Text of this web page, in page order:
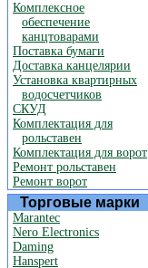
Комплексное
обеспечение
канцтоварами
Поставка бумаги
Доставка канцелярии
Установка квартирных
водосчетчиков
СКУД
Комплектация для
рольставен
Комплектация для ворот
Ремонт рольставен
Ремонт ворот
Торговые марки
Marantec
Nero Electronics
Daming
Hanspert